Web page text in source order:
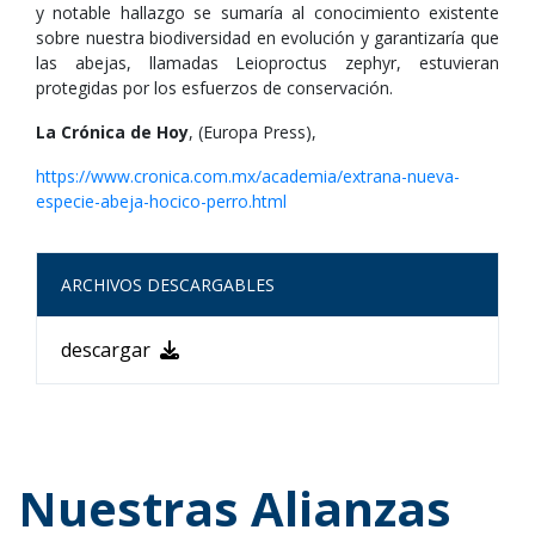
y notable hallazgo se sumaría al conocimiento existente
sobre nuestra biodiversidad en evolución y garantizaría que
las abejas, llamadas Leioproctus zephyr, estuvieran
protegidas por los esfuerzos de conservación.
La Crónica de Hoy, (Europa Press),
https://www.cronica.com.mx/academia/extrana-nueva-
especie-abeja-hocico-perro.html
ARCHIVOS DESCARGABLES
descargar
Nuestras Alianzas